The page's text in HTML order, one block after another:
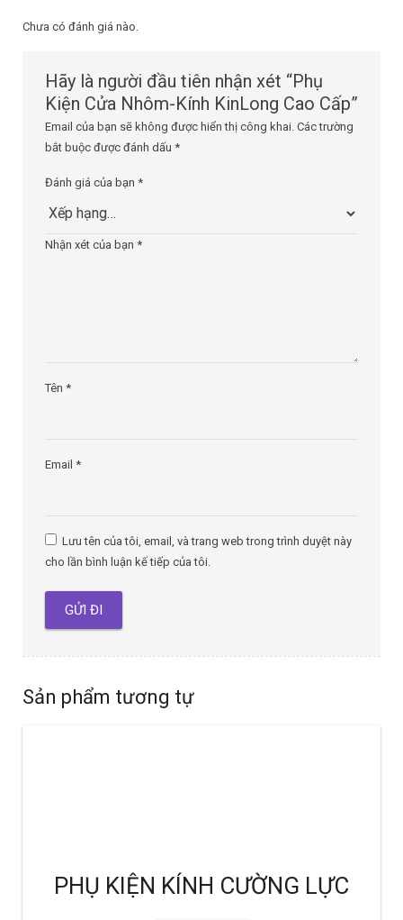
Chưa có đánh giá nào.
Hãy là người đầu tiên nhận xét “Phụ
Kiện Cửa Nhôm-Kính KinLong Cao Cấp”
Email của bạn sẽ không được hiển thị công khai. Các trường
bắt buộc được đánh dấu *
Đánh giá của bạn *
Nhận xét của bạn *
Tên *
Email *
Lưu tên của tôi, email, và trang web trong trình duyệt này
cho lần bình luận kế tiếp của tôi.
Sản phẩm tương tự
PHỤ KIỆN KÍNH CƯỜNG LỰC